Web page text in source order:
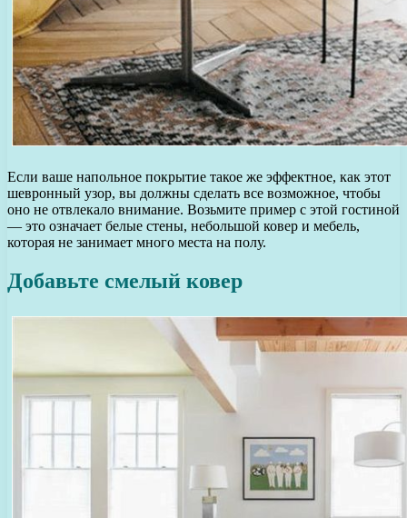
Если ваше напольное покрытие такое же эффектное, как этот
шевронный узор, вы должны сделать все возможное, чтобы
оно не отвлекало внимание. Возьмите пример с этой гостиной
— это означает белые стены, небольшой ковер и мебель,
которая не занимает много места на полу.
Добавьте смелый ковер